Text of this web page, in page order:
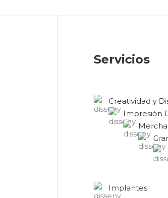
Servicios
Creatividad y
Impresión
Implantes